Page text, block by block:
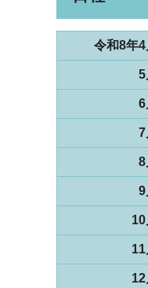
令和8年4
5
6
7
8
9
10
11
12